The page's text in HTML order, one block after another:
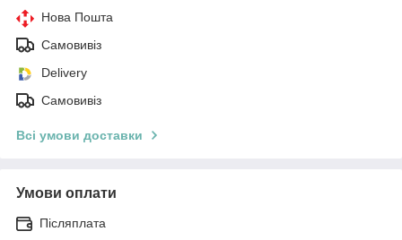
Нова Пошта
Самовивіз
Delivery
Самовивіз
Всі умови доставки
Умови оплати
Післяплата